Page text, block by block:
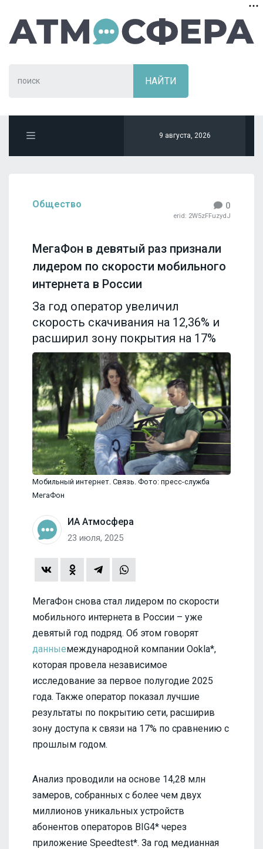
9 августа, 2026
Общество 0
erid: 2W5zFFuzydJ
МегаФон в девятый раз признали
лидером по скорости мобильного
интернета в России
За год оператор увеличил
скорость скачивания на 12,36% и
расширил зону покрытия на 17%
Мобильный интернет. Связь. Фото: пресс-служба
МегаФон
ИА Атмосфера
23 июля, 2025
МегаФон снова стал лидером по скорости
мобильного интернета в России – уже
девятый год подряд. Об этом говорят
данныемеждународной компании Ookla*,
которая провела независимое
исследование за первое полугодие 2025
года. Также оператор показал лучшие
результаты по покрытию сети, расширив
зону доступа к связи на 17% по сравнению с
прошлым годом.
Анализ проводили на основе 14,28 млн
замеров, собранных с более чем двух
миллионов уникальных устройств
абонентов операторов BIG4* через
приложение Speedtest*. За год медианная